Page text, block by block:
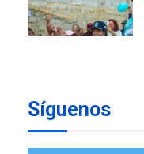
Síguenos